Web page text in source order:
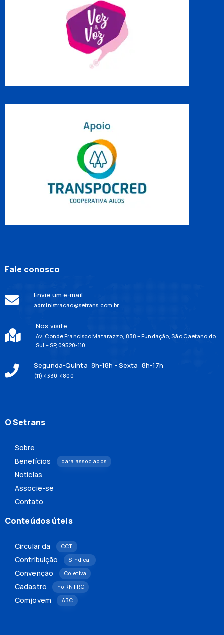
Fale conosco
Envie um e-mail
administracao@setrans.com.br
Nos visite
Av. Conde Francisco Matarazzo, 838 – Fundação, São Caetano do
Sul – SP, 09520-110
Segunda-Quinta: 8h-18h - Sexta: 8h-17h
(11) 4330-4800
O Setrans
Sobre
Benefícios
para associados
Notícias
Associe-se
Contato
Conteúdos úteis
Circular da CCT
Contribuição Sindical
Convenção Coletiva
Cadastro no RNTRC
Comjovem ABC